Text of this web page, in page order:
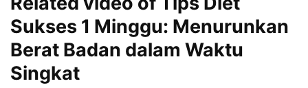
Sukses 1 Minggu: Menurunkan
Berat Badan dalam Waktu
Singkat